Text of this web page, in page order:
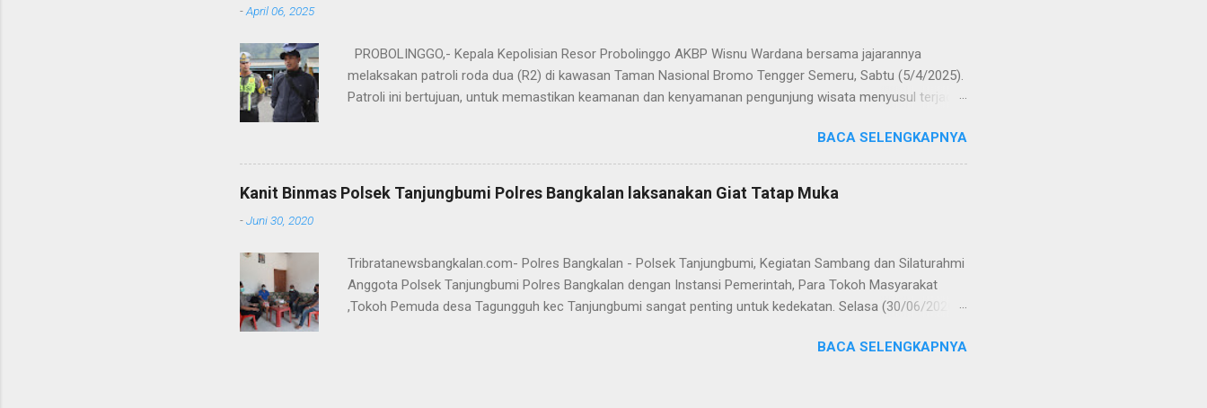
-April 06, 2025
PROBOLINGGO,- Kepala Kepolisian Resor Probolinggo AKBP Wisnu Wardana bersama jajarannya
melaksakan patroli roda dua (R2) di kawasan Taman Nasional Bromo Tengger Semeru, Sabtu (5/4/2025).
Patroli ini bertujuan, untuk memastikan keamanan dan kenyamanan pengunjung wisata menyusul terjadi
mengantisipasi hal-hal yang tidak kita inginkan, seiring dengan jumlah pengunjung yang semakin
meningkat selama libur Lebaran," kata AKBP Wisnu Wardana. Kapolres Probolinggo menegaskan, bahwa
pihaknya melakukan hal ini sebagai langkah antisipasi untuk memastikan situasi tetap kondusif. Ia juga
menekankan pentingnya keselamatan, terutama bagi pengunjung yang membawa anak-anak. "Kami ingin
BACA SELENGKAPNYA
Kanit Binmas Polsek Tanjungbumi Polres Bangkalan laksanakan Giat Tatap Muka
-Juni 30, 2020
Tribratanewsbangkalan.com- Polres Bangkalan - Polsek Tanjungbumi, Kegiatan Sambang dan Silaturahmi
Anggota Polsek Tanjungbumi Polres Bangkalan dengan Instansi Pemerintah, Para Tokoh Masyarakat
,Tokoh Pemuda desa Tagungguh kec Tanjungbumi sangat penting untuk kedekatan. Selasa (30/06/2020)
ngobrol santai sembari menyampaikan Himbauan Kamtibmas untuk bersama sama jaga sitkamtibmas
BACA SELENGKAPNYA